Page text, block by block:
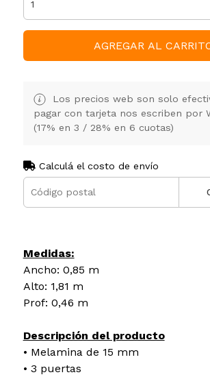
AGREGAR AL
Los precios web son solo
pagar con tarjeta nos escriben por
(17% en 3 / 28% en 6 cuotas)
Calculá el costo de envío
Medidas:
Ancho: 0,85 m
Alto: 1,81 m
Prof: 0,46 m
Descripción del producto
• Melamina de 15 mm
• 3 puertas